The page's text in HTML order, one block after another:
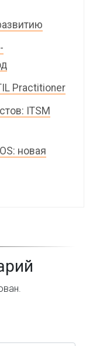
Practitioner
ITSM
новая